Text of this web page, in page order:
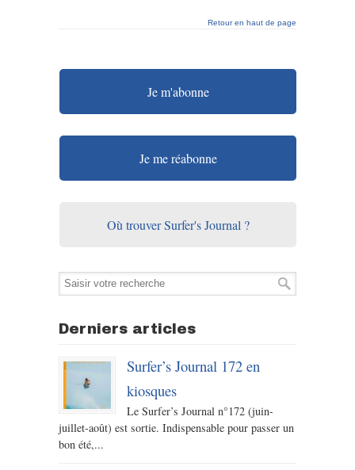
Retour en haut de page
Je m'abonne
Je me réabonne
Où trouver Surfer's Journal ?
Derniers articles
Surfer’s Journal 172 en
kiosques
Le Surfer’s Journal n°172 (juin-
juillet-août) est sortie. Indispensable pour passer un
bon été,...